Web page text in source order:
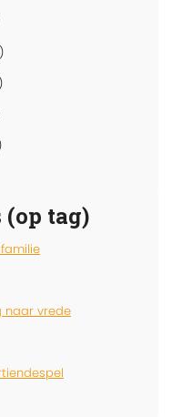
(op tag)
naar vrede